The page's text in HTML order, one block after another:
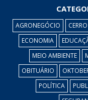
AGRONEGÓCIO
ECONOMIA
MEIO AMBIENTE
OBITUÁRIO
POLÍTICA